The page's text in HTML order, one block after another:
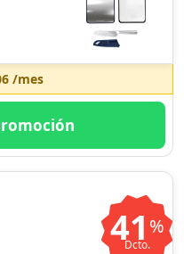
/mes
41 %
Dcto.